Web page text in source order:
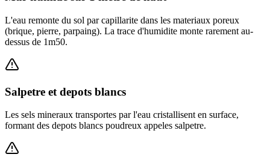
L'eau remonte du sol par capillarite dans les materiaux poreux
(brique, pierre, parpaing). La trace d'humidite monte rarement au-
dessus de 1m50.
Salpetre et depots blancs
Les sels mineraux transportes par l'eau cristallisent en surface,
formant des depots blancs poudreux appeles salpetre.